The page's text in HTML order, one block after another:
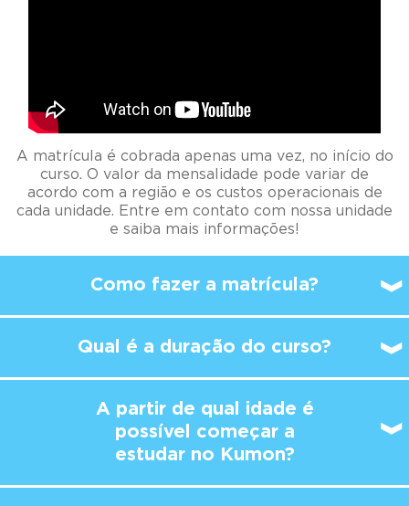
A matrícula é cobrada apenas uma vez, no início do
curso. O valor da mensalidade pode variar de
acordo com a região e os custos operacionais de
cada unidade. Entre em contato com nossa unidade
e saiba mais informações!
Como fazer a matrícula?
Qual é a duração do curso?
A partir de qual idade é
possível começar a
estudar no Kumon?